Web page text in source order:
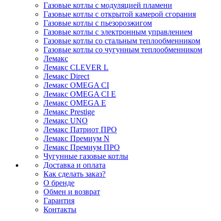
Газовые котлы с модуляцией пламени
Газовые котлы с открытой камерой сгорания
Газовые котлы с пьезорозжигом
Газовые котлы с электронным управлением
Газовые котлы со стальным теплообменником
Газовые котлы со чугунным теплообменником
Лемакс
Лемакс CLEVER L
Лемакс Direct
Лемакс OMEGA CI
Лемакс OMEGA CI E
Лемакс OMEGA E
Лемакс Prestige
Лемакс UNO
Лемакс Патриот ПРО
Лемакс Премиум N
Лемакс Премиум ПРО
Чугунные газовые котлы
Доставка и оплата
Как сделать заказ?
О бренде
Обмен и возврат
Гарантия
Контакты